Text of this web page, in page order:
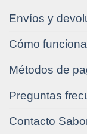
Envíos y
Cómo
Métodos de
Preguntas
Contacto